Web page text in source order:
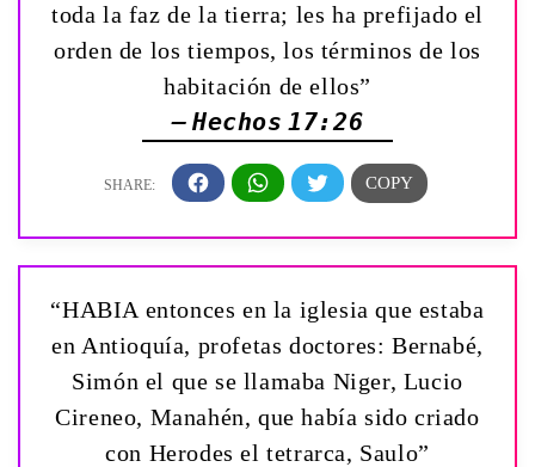
toda la faz de la tierra; les ha prefijado el
orden de los tiempos, los términos de los
habitación de ellos”
— Hechos 17:26
“HABIA entonces en la iglesia que estaba
en Antioquía, profetas doctores: Bernabé,
Simón el que se llamaba Niger, Lucio
Cireneo, Manahén, que había sido criado
con Herodes el tetrarca, Saulo”